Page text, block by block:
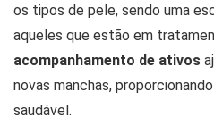
os tipos de pele, sendo uma
aqueles que estão em
acompanhamento de ativos
novas manchas,
saudável.